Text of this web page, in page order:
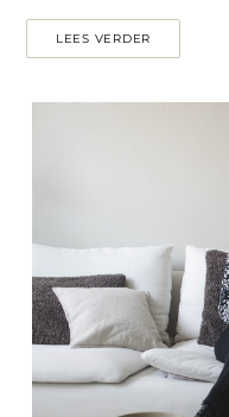
LEES VERDER